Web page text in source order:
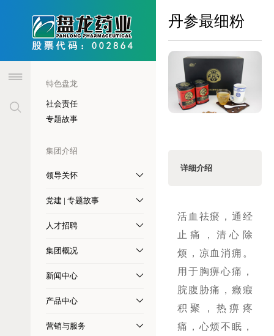
特色盘龙
社会责任
专题故事
集团介绍
领导关怀
党建 | 专题故事
人才招聘
集团概况
新闻中心
产品中心
营销与服务
丹参最细粉
详细介绍
活血祛瘀，通经
止痛，清心除
烦，凉血消痈。
用于胸痹心痛，
脘腹胁痛，癥瘕
积聚，热痹疼
痛，心烦不眠，